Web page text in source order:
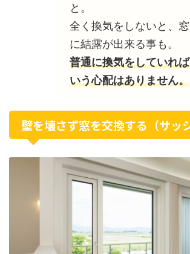
と。
全く換気をしないと、
に結露が出来る事も。
普通に換気をしていれ
いう心配はありません。
壁を壊さず窓を交換する（サッ